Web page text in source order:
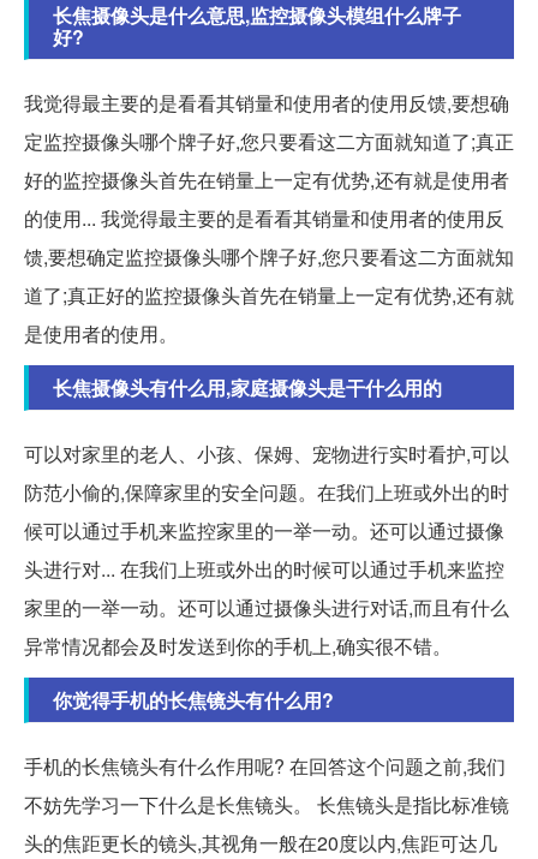
长焦摄像头是什么意思,监控摄像头模组什么牌子
好?
我觉得最主要的是看看其销量和使用者的使用反馈,要想确
定监控摄像头哪个牌子好,您只要看这二方面就知道了;真正
好的监控摄像头首先在销量上一定有优势,还有就是使用者
的使用... 我觉得最主要的是看看其销量和使用者的使用反
馈,要想确定监控摄像头哪个牌子好,您只要看这二方面就知
道了;真正好的监控摄像头首先在销量上一定有优势,还有就
是使用者的使用。
长焦摄像头有什么用,家庭摄像头是干什么用的
可以对家里的老人、小孩、保姆、宠物进行实时看护,可以
防范小偷的,保障家里的安全问题。在我们上班或外出的时
候可以通过手机来监控家里的一举一动。还可以通过摄像
头进行对... 在我们上班或外出的时候可以通过手机来监控
家里的一举一动。还可以通过摄像头进行对话,而且有什么
异常情况都会及时发送到你的手机上,确实很不错。
你觉得手机的长焦镜头有什么用?
手机的长焦镜头有什么作用呢? 在回答这个问题之前,我们
不妨先学习一下什么是长焦镜头。 长焦镜头是指比标准镜
头的焦距更长的镜头,其视角一般在20度以内,焦距可达几